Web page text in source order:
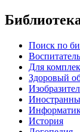
Поиск по
Для
Здоровый
История